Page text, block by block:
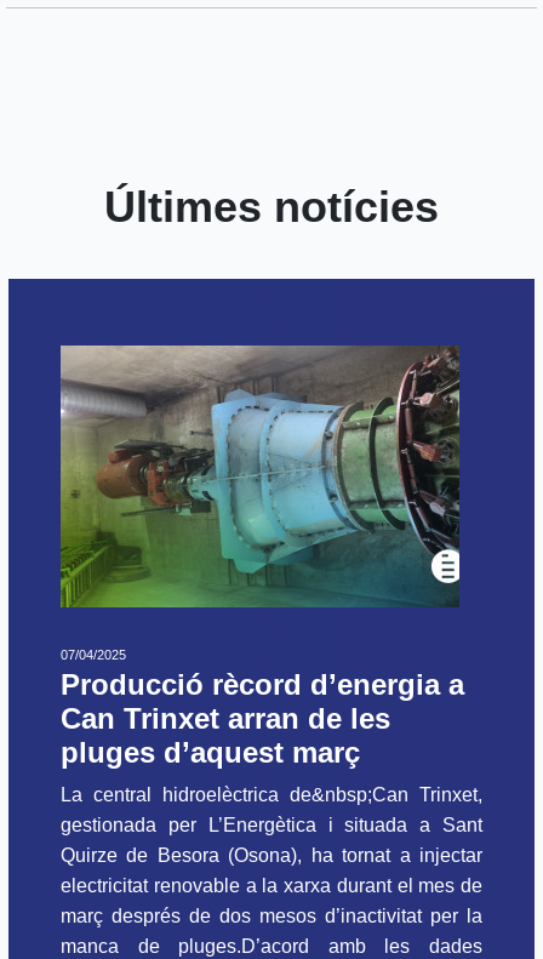
Últimes notícies
07/04/2025
Producció rècord d’energia a
Can Trinxet arran de les
pluges d’aquest març
La central hidroelèctrica de&nbsp;Can Trinxet,
gestionada per L’Energètica i situada a Sant
Quirze de Besora (Osona), ha tornat a injectar
electricitat renovable a la xarxa durant el mes de
març després de dos mesos d’inactivitat per la
manca de pluges.D’acord amb les dades